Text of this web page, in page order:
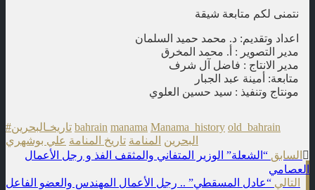
نتمنى لكم متابعة شيقة
اعداد وتقديم: د. محمد حميد السلمان
مدير التصوير : أ. محمد المخرق
مدير الانتاج : فاضل آل شرف
متابعة: أمينة عبد الجبار
مونتاج وتنفيذ : سيد حسين العلوي
#تاريخـالبحرين bahrain manama Manama_history old_bahrain
البحرين المنامة تاريخ المنامة علي بوشهري
السابق “الشعلة” الوزير المتفاني والمثقف الفذ و رجل الأعمال
العصامي
التالي “عادل المسقطي” .. رجل الأعمال المهندس والعضو الفاعل